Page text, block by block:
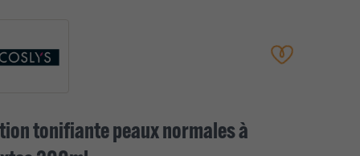
tonifiante peaux normales à